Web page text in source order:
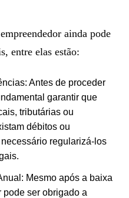
ainda pode
entre elas estão:
Antes de proceder
garantir que
tributárias ou
débitos ou
regularizá-los
Mesmo após a baixa
pode ser obrigado a